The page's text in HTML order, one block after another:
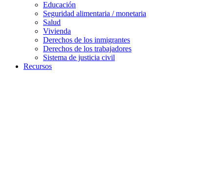
Educación
Seguridad alimentaria / monetaria
Salud
Vivienda
Derechos de los inmigrantes
Derechos de los trabajadores
Sistema de justicia civil
Recursos